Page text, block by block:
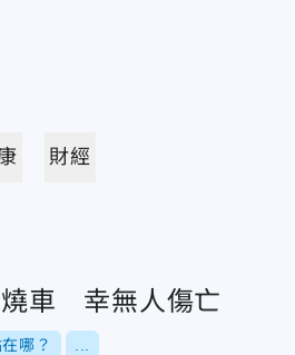
財經
燒車 幸無人傷亡
哪？